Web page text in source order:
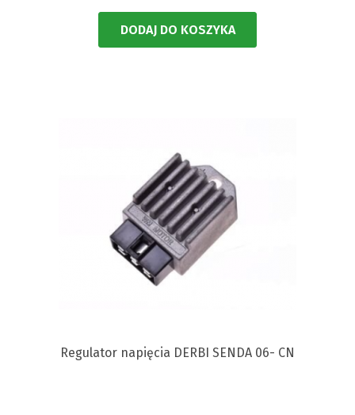
DODAJ DO KOSZYKA
Regulator napięcia DERBI SENDA 06- CN